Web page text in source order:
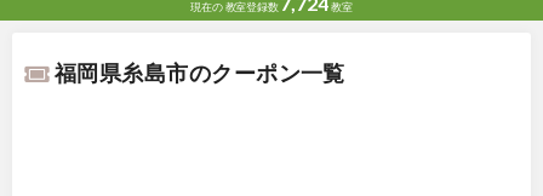
現在の教室登録数 教室
福岡県糸島市のクーポン一覧